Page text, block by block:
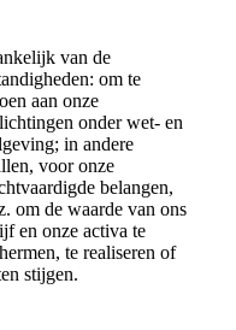
van de
om te
aan onze
onder wet- en
in andere
voor onze
belangen,
om de waarde van ons
en onze activa te
te realiseren of
stijgen.